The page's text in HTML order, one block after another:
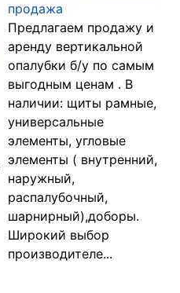
продажа
Предлагаем продажу и
аренду вертикальной
опалубки б/у по самым
выгодным ценам . В
наличии: щиты рамные,
универсальные
элементы, угловые
элементы ( внутренний,
наружный,
распалубочный,
шарнирный),доборы.
Широкий выбор
производителе...